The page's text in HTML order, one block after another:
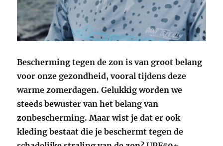
Bescherming tegen de zon is van groot belang
voor onze gezondheid, vooral tijdens deze
warme zomerdagen. Gelukkig worden we
steeds bewuster van het belang van
zonbescherming. Maar wist je dat er ook
kleding bestaat die je beschermt tegen de